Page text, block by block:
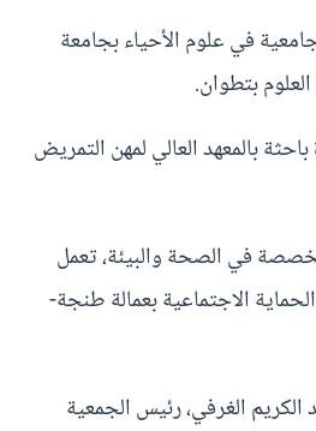
في علوم الأحياء بجامعة
بتطوان.
بالمعهد العالي لمهن التمريض
في الصحة والبيئة، تعمل
الاجتماعية بعمالة طنجة-
الكريم الغرفي، رئيس الجمعية